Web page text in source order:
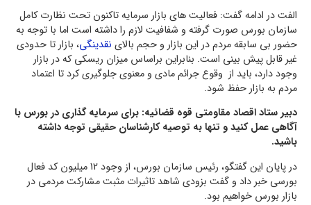
الفت در ادامه گفت: فعالیت های بازار سرمایه تاکنون تحت نظارت کامل
سازمان بورس صورت گرفته و شفافیت لازم را داشته است اما با توجه به
حضور بی سابقه مردم در این بازار و حجم بالای نقدینگی، بازار تا حدودی
غیر قابل پیش بینی است. بنابراین براساس میزان ریسکی که در بازار
وجود دارد، باید از وقوع جرائم مادی و معنوی جلوگیری کرد تا اعتماد
مردم به بازار حفظ شود.
دبیر ستاد اقصاد مقاومتی قوه قضائیه: برای سرمایه گذاری در بورس با
آگاهی عمل کنید و تنها به توصیه کارشناسان حقیقی توجه داشته
باشید.
در پایان این گفتگو، رئیس سازمان بورس، از وجود 12 میلیون کد فعال
بورسی خبر داد و گفت بزودی شاهد تاثیرات مثبت مشارکت مردمی در
بازار بورس خواهیم بود.